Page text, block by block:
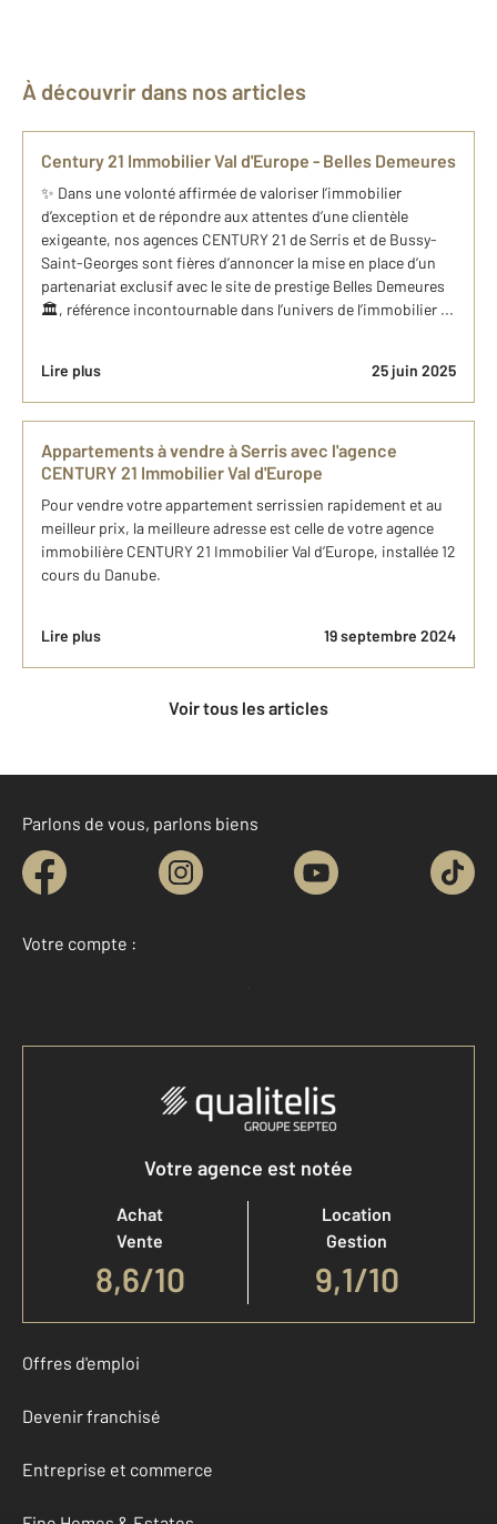
À découvrir dans nos articles
Century 21 Immobilier Val d'Europe - Belles Demeures
✨ Dans une volonté affirmée de valoriser l’immobilier
d’exception et de répondre aux attentes d’une clientèle
exigeante, nos agences CENTURY 21 de Serris et de Bussy-
Saint-Georges sont fières d’annoncer la mise en place d’un
partenariat exclusif avec le site de prestige Belles Demeures
🏛️, référence incontournable dans l’univers de l’immobilier ...
Lire plus 25 juin 2025
Appartements à vendre à Serris avec l'agence
CENTURY 21 Immobilier Val d'Europe
Pour vendre votre appartement serrissien rapidement et au
meilleur prix, la meilleure adresse est celle de votre agence
immobilière CENTURY 21 Immobilier Val d’Europe, installée 12
cours du Danube.
Lire plus 19 septembre 2024
Voir tous les articles
Parlons de vous, parlons biens
Votre compte :
Accéder à mon compte
Votre agence est notée
Achat
Vente
8,6/10
Location
Gestion
9,1/10
Offres d'emploi
Devenir franchisé
Entreprise et commerce